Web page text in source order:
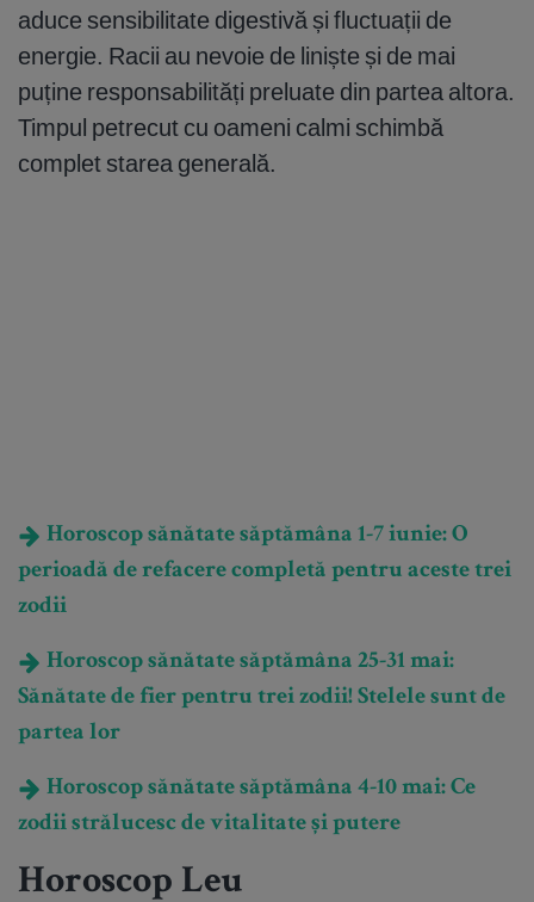
aduce sensibilitate digestivă și fluctuații de
energie. Racii au nevoie de liniște și de mai
puține responsabilități preluate din partea altora.
Timpul petrecut cu oameni calmi schimbă
complet starea generală.
Horoscop sănătate săptămâna 1-7 iunie: O
perioadă de refacere completă pentru aceste trei
zodii
Horoscop sănătate săptămâna 25-31 mai:
Sănătate de fier pentru trei zodii! Stelele sunt de
partea lor
Horoscop sănătate săptămâna 4-10 mai: Ce
zodii strălucesc de vitalitate și putere
Horoscop Leu